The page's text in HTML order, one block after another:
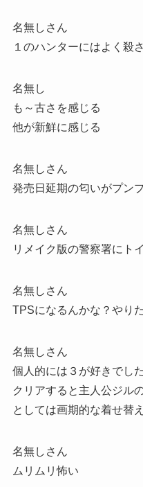
名無しさん
１のハンターにはよく殺
名無し
も～古さを感じる
他が新鮮に感じる
名無しさん
発売日延期の匂いがプンプ
名無しさん
リメイク版の警察署にト
名無しさん
TPSになるんかな？やりた
名無しさん
個人的には３が好きでした
クリアすると主人公ジル
としては画期的な着せ替
名無しさん
ムリムリ怖い